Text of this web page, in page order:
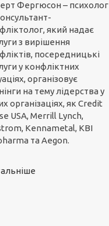
Фергюсон – психолог
який надає
з вирішення
посередницькі
у конфліктних
організовує
на тему лідерства у
організаціях, як Credit
USA, Merrill Lynch,
Kennametal, KBI
та Aegon.